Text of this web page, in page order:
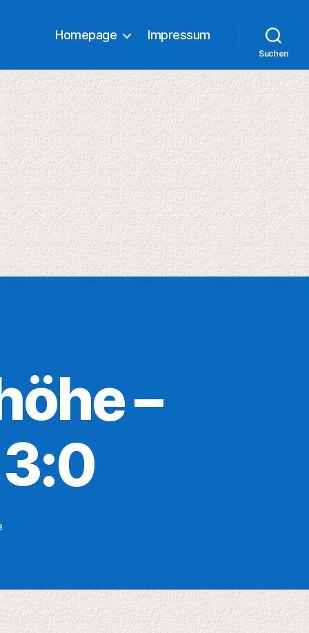
Homepage Impressum
Suchen
–
zu
–
DJK
Dürscheid